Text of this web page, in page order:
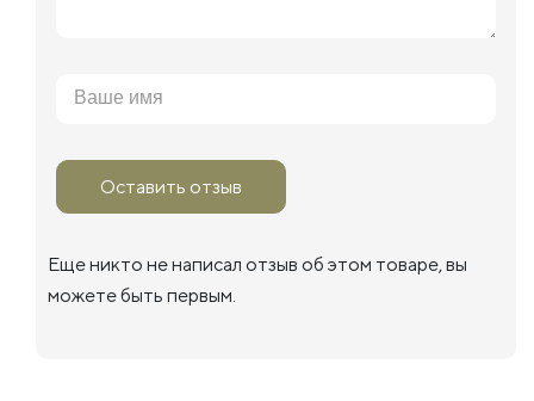
Оставить отзыв
Еще никто не написал отзыв об этом товаре, вы
можете быть первым.